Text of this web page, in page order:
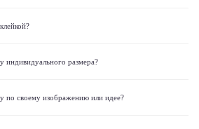
индивидуального размера?
по своему изображению или идее?